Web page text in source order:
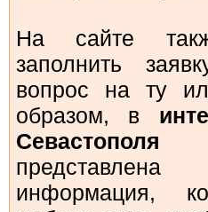
На сайте
заполнить
вопрос на ту
образом, в
информация,